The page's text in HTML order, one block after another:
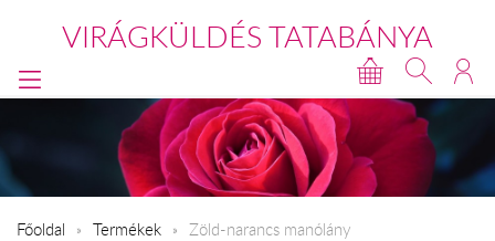
VIRÁGKÜLDÉS TATABÁNYA
Főoldal Termékek Zöld-narancs manólány